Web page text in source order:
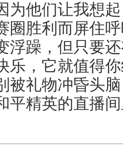
为他们让我想
圈胜利而屏住
浮躁，但只要
乐，它就值得
被礼物冲昏头
平精英的直播